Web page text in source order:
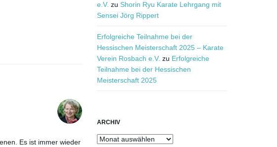
Es ist immer wieder
e.V. zu Shorin Ryu Karate Lehrgang mit
Sensei Jörg Rippert
Erfolgreiche Teilnahme bei der
Hessischen Meisterschaft 2025 – Karate
Verein Rosbach e.V. zu Erfolgreiche
Teilnahme bei der Hessischen
Meisterschaft 2025
ARCHIV
Archiv